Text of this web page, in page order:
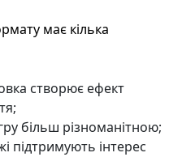
має кілька
створює ефект
більш різноманітною;
підтримують інтерес